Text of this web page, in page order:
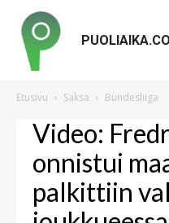
Etusivu Saksa Bundesliiga
Video:
onnistui
palkittiin